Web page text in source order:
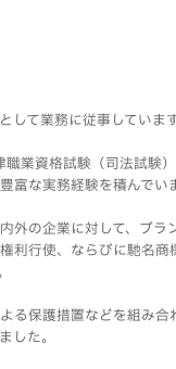
て業務に従事しています
業資格試験（司法試験
な実務経験を積んでい
外の企業に対して、ブ
利行使、ならびに馳名
る保護措置などを組み
した。